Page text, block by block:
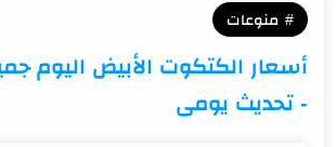
كم تكلفة شحن موبايلي في 2025؟ تعرف على أحدث الأسعار
منوعات
أسعار الكتكوت الأبيض اليوم
- تحديث يومى